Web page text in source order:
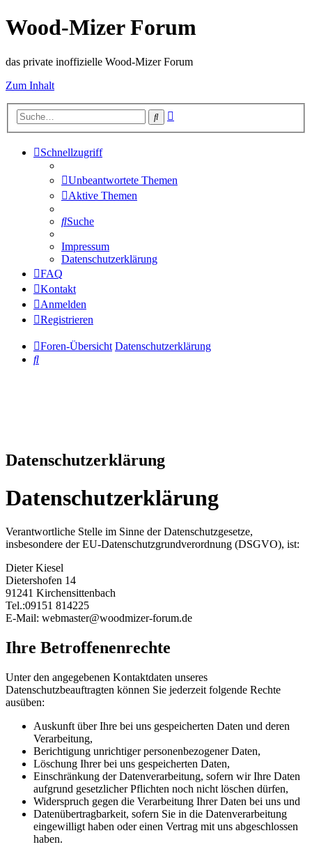
Wood-Mizer Forum
das private inoffizielle Wood-Mizer Forum
Zum Inhalt
Suche
Schnellzugriff
Unbeantwortete Themen
Aktive Themen
Suche
Impressum
Datenschutzerklärung
FAQ
Kontakt
Anmelden
Registrieren
Foren-Übersicht Datenschutzerklärung
Suche
Datenschutzerklärung
Datenschutzerklärung
Verantwortliche Stelle im Sinne der Datenschutzgesetze,
insbesondere der EU-Datenschutzgrundverordnung (DSGVO), ist:
Dieter Kiesel
Dietershofen 14
91241 Kirchensittenbach
Tel.:09151 814225
E-Mail: webmaster@woodmizer-forum.de
Ihre Betroffenenrechte
Unter den angegebenen Kontaktdaten unseres
Datenschutzbeauftragten können Sie jederzeit folgende Rechte
ausüben:
Auskunft über Ihre bei uns gespeicherten Daten und deren
Verarbeitung,
Berichtigung unrichtiger personenbezogener Daten,
Löschung Ihrer bei uns gespeicherten Daten,
Einschränkung der Datenverarbeitung, sofern wir Ihre Daten
aufgrund gesetzlicher Pflichten noch nicht löschen dürfen,
Widerspruch gegen die Verarbeitung Ihrer Daten bei uns und
Datenübertragbarkeit, sofern Sie in die Datenverarbeitung
eingewilligt haben oder einen Vertrag mit uns abgeschlossen
haben.